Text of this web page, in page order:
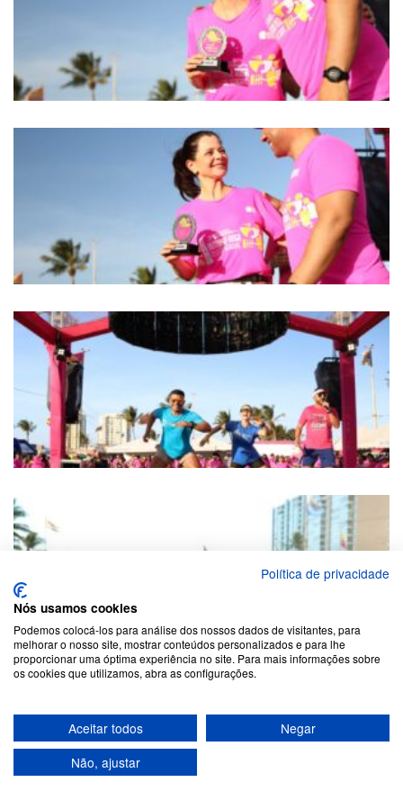
Política de privacidade
Nós usamos cookies
Podemos colocá-los para análise dos nossos dados de visitantes, para
melhorar o nosso site, mostrar conteúdos personalizados e para lhe
proporcionar uma óptima experiência no site. Para mais informações sobre
os cookies que utilizamos, abra as configurações.
Aceitar todos
Negar
Não, ajustar